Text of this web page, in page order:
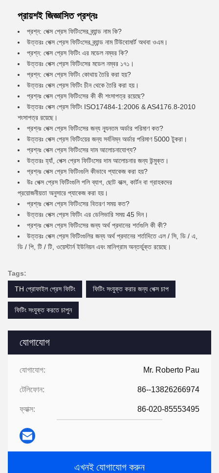
যোগাযোগ
যোগাযোগ: Mr. Roberto Pau
টেলিফোন: 86--13826266974
ফ্যাক্স: 86-020-85553495
এখনই যোগাযোগ করুন
প্রায়শই জিজ্ঞাসিত প্রশ্নঃ
প্রশ্ন: পেক্স প্রেস ফিটিংসের ব্র্যান্ড নাম কি?
উত্তরঃ পেক্স প্রেস ফিটিংসের ব্র্যান্ড নাম টিউবোমার্ট অথবা ওএম।
প্রশ্ন: পেক্স প্রেস ফিটিং এর মডেল নম্বর কি?
উত্তরঃ পেক্স প্রেস ফিটিংসের মডেল নম্বর ১৭১।
প্রশ্ন: পেক্স প্রেস ফিটিং কোথায় তৈরি করা হয়?
উত্তরঃ পেক্স প্রেস ফিটিং চীন থেকে তৈরি করা হয়।
প্রশ্নঃ পেক্স প্রেস ফিটিংসের কী কী শংসাপত্র রয়েছে?
উত্তরঃ পেক্স প্রেস ফিটিং ISO17484-1:2006 & AS4176.8-2010
শংসাপত্র রয়েছে।
প্রশ্নঃ পেক্স প্রেস ফিটিংসের জন্য ন্যূনতম অর্ডার পরিমাণ কত?
উত্তরঃ পেক্স প্রেস ফিটিংয়ের জন্য সর্বনিম্ন অর্ডার পরিমাণ 5000 টুকরা।
প্রশ্নঃ পেক্স প্রেস ফিটিংসের দাম আলোচনাযোগ্য?
উত্তরঃ হ্যাঁ, পেক্স প্রেস ফিটিংসের দাম আলোচনার জন্য উন্মুক্ত।
প্রশ্নঃ পেক্স প্রেস ফিটিংগুলি কীভাবে প্যাকেজ করা হয়?
উঃ পেক্স প্রেস ফিটিংগুলি পলি ব্যাগ, ছোট বাক্স, কার্টন বা গ্রাহকদের
প্রয়োজনীয়তা অনুসারে প্যাকেজ করা হয়।
প্রশ্নঃ পেক্স প্রেস ফিটিংসের বিতরণ সময় কত?
উত্তরঃ পেক্স প্রেস ফিটিং এর ডেলিভারি সময় 45 দিন।
প্রশ্নঃ পেক্স প্রেস ফিটিংসের জন্য অর্থ প্রদানের শর্তগুলি কী কী?
উত্তরঃ পেক্স প্রেস ফিটিংগুলির জন্য অর্থ প্রদানের শর্তাদিতে এল / সি, ডি / এ,
ডি / পি, টি / টি, ওয়েস্টার্ন ইউনিয়ন এবং মানিগ্রাম অন্তর্ভুক্ত রয়েছে।
Tags:
TH প্রোফাইল প্রেস ফিটিং
ফিটিং সংযুক্ত করার জন্য পেক্স চাপ
ফিটিং সংযুক্ত করতে চাপুন